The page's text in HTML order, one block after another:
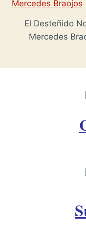
El Desteñido
Mercedes